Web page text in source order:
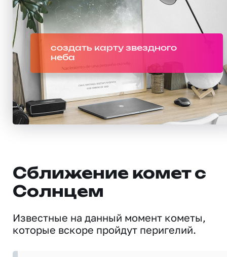
создать карту звездного
неба
Сближение комет с
Солнцем
Известные на данный момент кометы,
которые вскоре пройдут перигелий.